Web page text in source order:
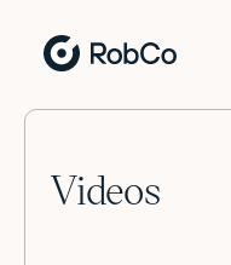
Videos